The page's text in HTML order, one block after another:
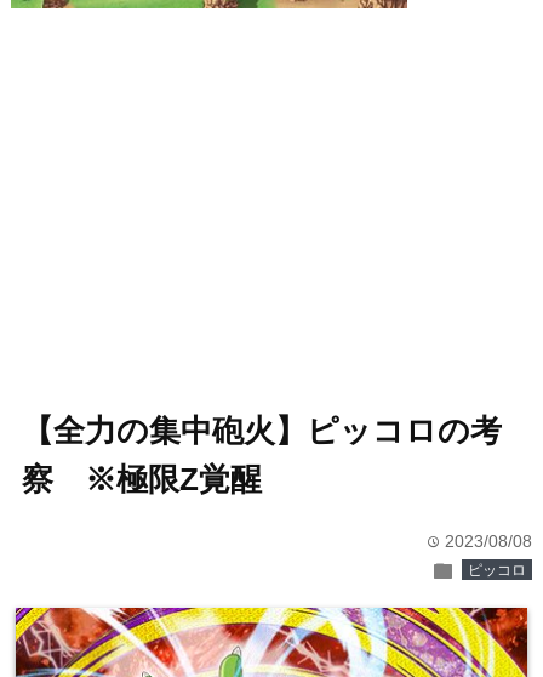
【全力の集中砲火】ピッコロの考
察 ※極限Z覚醒
time 2023/08/08
folder ピッコロ